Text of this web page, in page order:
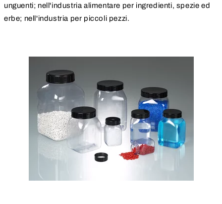
unguenti; nell'industria alimentare per ingredienti, spezie ed
erbe; nell'industria per piccoli pezzi.